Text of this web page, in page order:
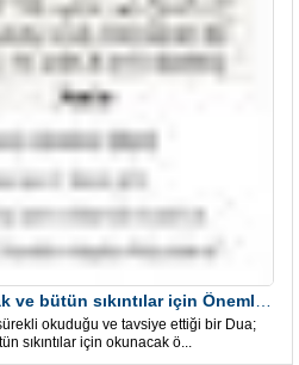
okuduğu ve tavsiye ettiği bir Dua;
sıkıntılar için okunacak ö...